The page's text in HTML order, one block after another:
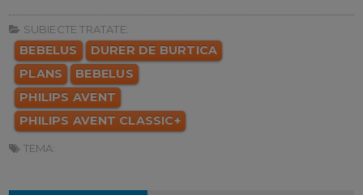
SUBIECTE TRATATE:
BEBELUS
DURER DE BURTICA
PLANS
BEBELUS
PHILIPS AVENT
PHILIPS AVENT CLASSIC+
TEMA: